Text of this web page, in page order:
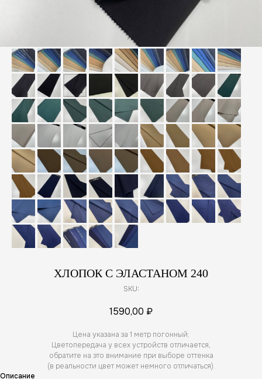
ХЛОПОК С ЭЛАСТАНОМ 240
SKU:
1590,00 ₽
Цена указана за 1 метр погонный;
Цветопередача у всех устройств отличается,
обратите на это внимание при выборе оттенка
(в реальности цвет может немного отличаться).
Описание